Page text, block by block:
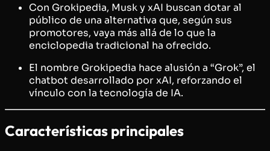
Con Grokipedia, Musk y xAI buscan dotar al
público de una alternativa que, según sus
promotores, vaya más allá de lo que la
enciclopedia tradicional ha ofrecido.
El nombre Grokipedia hace alusión a “Grok”, el
chatbot desarrollado por xAI, reforzando el
vínculo con la tecnología de IA.
Características principales